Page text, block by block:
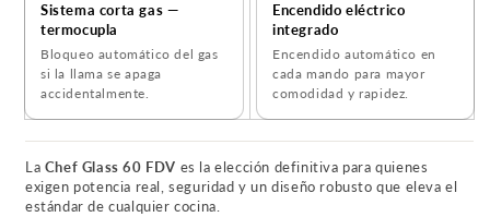
Sistema corta gas —
termocupla
Bloqueo automático del gas
si la llama se apaga
accidentalmente.
Encendido eléctrico
integrado
Encendido automático en
cada mando para mayor
comodidad y rapidez.
La Chef Glass 60 FDV es la elección definitiva para quienes
exigen potencia real, seguridad y un diseño robusto que eleva el
estándar de cualquier cocina.